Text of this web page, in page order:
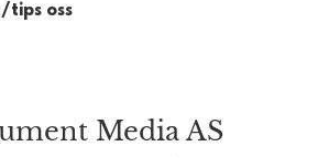
tips oss
Media AS